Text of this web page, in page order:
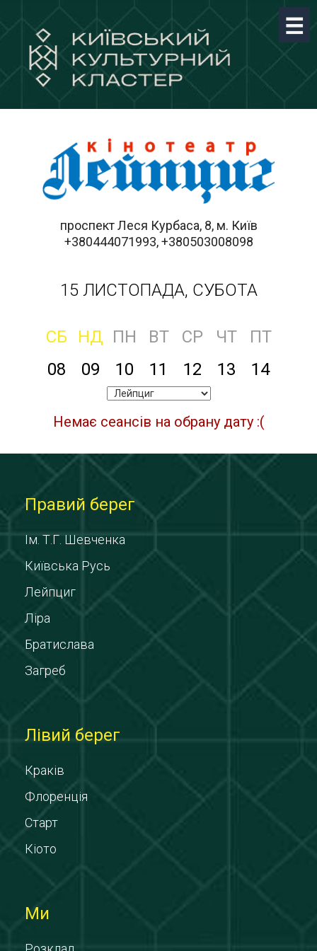
проспект Леся Курбаса, 8, м. Київ
+380444071993, +380503008098
15 ЛИСТОПАДА, СУБОТА
СБ НД ПН ВТ СР ЧТ
ПТ
08
09 10 11 12 13 14
Немає сеансів на обрану дату :(
Правий берег
Ім. Т.Г. Шевченка
Київська Русь
Лейпциг
Ліра
Братислава
Загреб
Лівий берег
Краків
Флоренція
Старт
Кіото
Ми